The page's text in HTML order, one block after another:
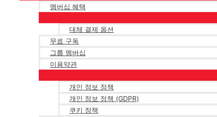
멤버십 혜택
대체 결제 옵션
무료 구독
그룹 멤버십
이용약관
개인 정보 정책
개인 정보 정책 (GDPR)
쿠키 정책